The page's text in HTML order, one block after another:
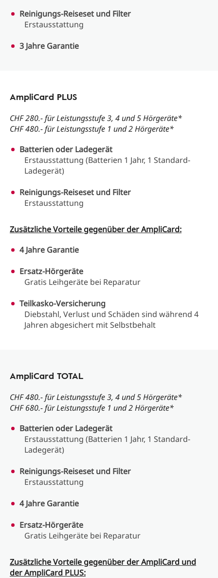
Reinigungs-Reiseset und Filter
Erstausstattung
3 Jahre Garantie
AmpliCard PLUS
CHF 280.- für Leistungsstufe 3, 4 und 5 Hörgeräte*
CHF 480.- für Leistungsstufe 1 und 2 Hörgeräte*
Batterien oder Ladegerät
Erstausstattung (Batterien 1 Jahr, 1 Standard-
Ladegerät)
Reinigungs-Reiseset und Filter
Erstausstattung
Zusätzliche Vorteile gegenüber der AmpliCard:
4 Jahre Garantie
Ersatz-Hörgeräte
Gratis Leihgeräte bei Reparatur
Teilkasko-Versicherung
Diebstahl, Verlust und Schäden sind während 4
Jahren abgesichert mit Selbstbehalt
AmpliCard TOTAL
CHF 480.- für Leistungsstufe 3, 4 und 5 Hörgeräte*
CHF 680.- für Leistungsstufe 1 und 2 Hörgeräte*
Batterien oder Ladegerät
Erstausstattung (Batterien 1 Jahr, 1 Standard-
Ladegerät)
Reinigungs-Reiseset und Filter
Erstausstattung
4 Jahre Garantie
Ersatz-Hörgeräte
Gratis Leihgeräte bei Reparatur
Zusätzliche Vorteile gegenüber der AmpliCard und
der AmpliCard PLUS: